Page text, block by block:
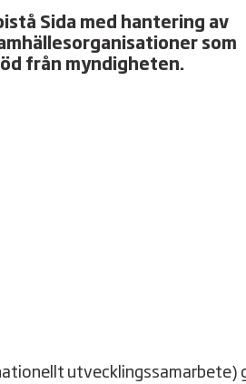
Sida med hantering av
som
från myndigheten.
utvecklingssamarbete)